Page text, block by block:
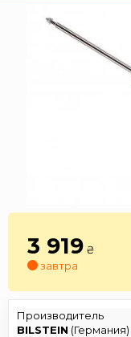
3 919 ₴
завтра
Производитель
BILSTEIN (Германия)